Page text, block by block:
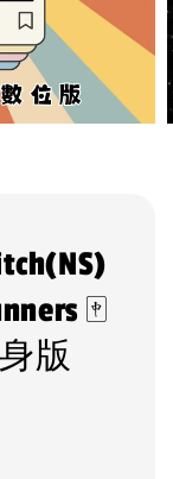
🀄
版